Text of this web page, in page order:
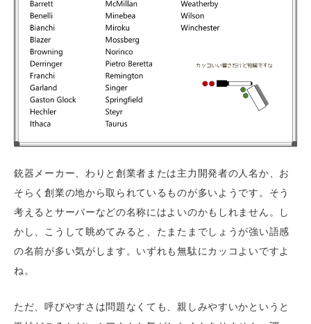
銃器メーカー、わりと創業者または主力開発者の人名か、お
そらく創業の地から取られているものが多いようです。そう
考えるとサーバーなどの名称にはよいのかもしれません。し
かし、こうして眺めてみると、たまたまでしょうが強い語感
の名前が多い気がします。いずれも無駄にカッコよいですよ
ね。
ただ、呼びやすさは問題なくても、親しみやすいかというと